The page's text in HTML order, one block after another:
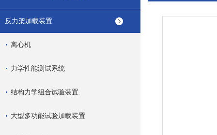
反力架加载装置
离心机
力学性能测试系统
结构力学组合试验装置.
大型多功能试验加载装置